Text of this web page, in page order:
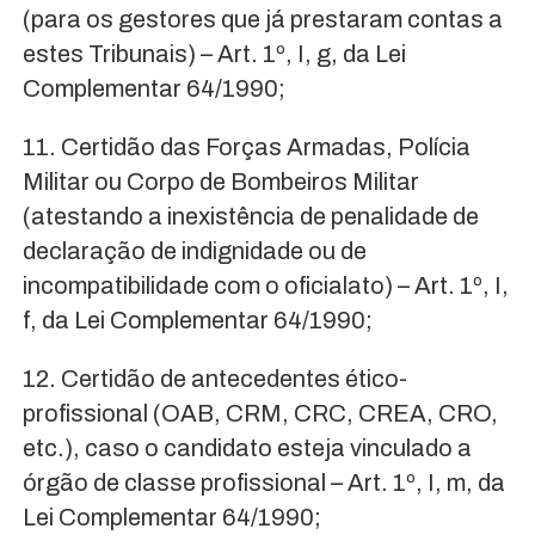
(para os gestores que já prestaram contas a
estes Tribunais) – Art. 1º, I, g, da Lei
Complementar 64/1990;
11. Certidão das Forças Armadas, Polícia
Militar ou Corpo de Bombeiros Militar
(atestando a inexistência de penalidade de
declaração de indignidade ou de
incompatibilidade com o oficialato) – Art. 1º, I,
f, da Lei Complementar 64/1990;
12. Certidão de antecedentes ético-
profissional (OAB, CRM, CRC, CREA, CRO,
etc.), caso o candidato esteja vinculado a
órgão de classe profissional – Art. 1º, I, m, da
Lei Complementar 64/1990;